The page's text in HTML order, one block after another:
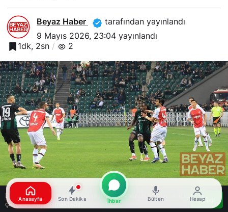
Beyaz Haber
tarafından yayınlandı
9 Mayıs 2026, 23:04 yayınlandı
1dk, 2sn
2
Google'da Abone Ol
Bu web sitesinde en iyi deneyimi yaşamanızı sağlamak için
çerezler kullanılmaktadır.
Kabul
Anasayfa Son Dakika İhbar Bülten Hesap